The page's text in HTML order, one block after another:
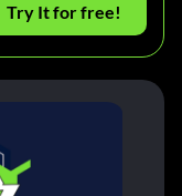
Try It for free!